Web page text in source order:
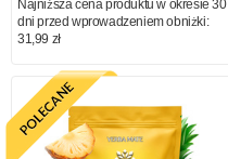
Najniższa cena produktu w okresie 30
dni przed wprowadzeniem obniżki:
31,99 zł